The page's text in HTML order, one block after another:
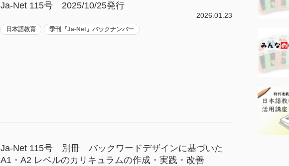
Ja-Net 115号 2025/10/25発行
2026.01.23
日本語教育 季刊『Ja-Net』バックナンバー
Ja-Net 115号 別冊 バックワードデザインに基づいた
A1・A2 レベルのカリキュラムの作成・実践・改善